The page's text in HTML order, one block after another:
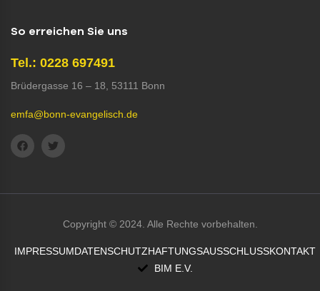
So erreichen Sie uns
Tel.: 0228 697491
Brüdergasse 16 – 18, 53111 Bonn
emfa@bonn-evangelisch.de
Copyright © 2024. Alle Rechte vorbehalten.
IMPRESSUMDATENSCHUTZHAFTUNGSAUSSCHLUSSKONTAKT
BIM E.V.